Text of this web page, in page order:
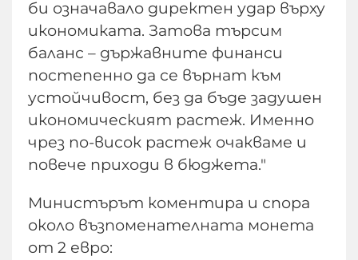
би означавало директен удар върху
икономиката. Затова търсим
баланс – държавните финанси
постепенно да се върнат към
устойчивост, без да бъде задушен
икономическият растеж. Именно
чрез по-висок растеж очакваме и
повече приходи в бюджета."
Министърът коментира и спора
около възпоменателната монета
от 2 евро: